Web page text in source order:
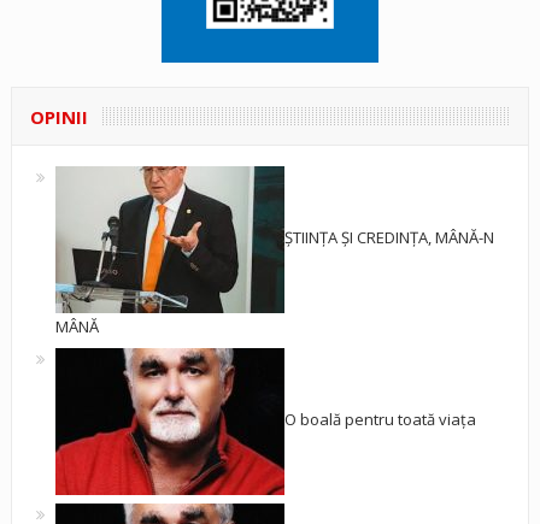
OPINII
ȘTIINȚA ȘI CREDINȚA, MÂNĂ-N
MÂNĂ
O boală pentru toată viața